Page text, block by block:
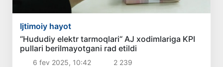
Ijtimoiy hayot
“Hududiy elektr tarmoqlari“ AJ xodimlariga KPI
pullari berilmayotgani rad etildi
6 fev 2025, 10:42 2 239